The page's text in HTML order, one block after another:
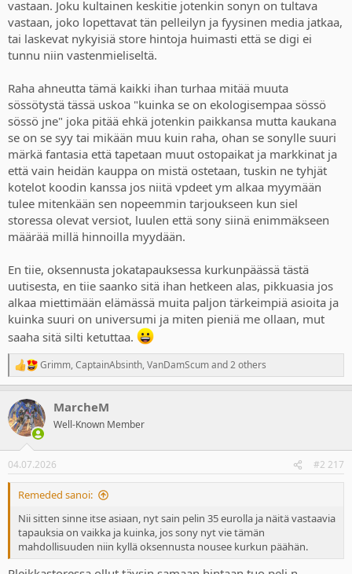
have greater negative market ramifications.
NIB äksässä
vastaan. Joku kultainen keskitie jotenkin sonyn on tultava
vastaan, joko lopettavat tän pelleilyn ja fyysinen media jatkaa,
tai laskevat nykyisiä store hintoja huimasti että se digi ei
tunnu niin vastenmieliseltä.
Raha ahneutta tämä kaikki ihan turhaa mitää muuta
sössötystä tässä uskoa "kuinka se on ekologisempaa sössö
sössö jne" joka pitää ehkä jotenkin paikkansa mutta kaukana
se on se syy tai mikään muu kuin raha, ohan se sonylle suuri
märkä fantasia että tapetaan muut ostopaikat ja markkinat ja
että vain heidän kauppa on mistä ostetaan, tuskin ne tyhjät
kotelot koodin kanssa jos niitä vpdeet ym alkaa myymään
tulee mitenkään sen nopeemmin tarjoukseen kun siel
storessa olevat versiot, luulen että sony siinä enimmäkseen
määrää millä hinnoilla myydään.
En tiie, oksennusta jokatapauksessa kurkunpäässä tästä
uutisesta, en tiie saanko sitä ihan hetkeen alas, pikkuasia jos
alkaa miettimään elämässä muita paljon tärkeimpiä asioita ja
kuinka suuri on universumi ja miten pieniä me ollaan, mut
saaha sitä silti ketuttaa.
R
e
c
t
i
s
:
Grimm, CaptainAbsinth, VanDamScumand 2 others
MarcheM
Well-Known Member
04.07.2026 #2 217
Remeded sanoi:
Nii sitten sinne itse asiaan, nyt sain pelin 35 eurolla ja näitä vastaavia
tapauksia on vaikka ja kuinka, jos sony nyt vie tämän
mahdollisuuden niin kyllä oksennusta nousee kurkun päähän.